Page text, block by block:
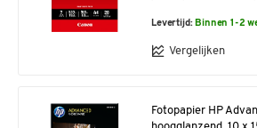
Levertijd: Binnen 1-2
Vergelijken
Fotopapier HP